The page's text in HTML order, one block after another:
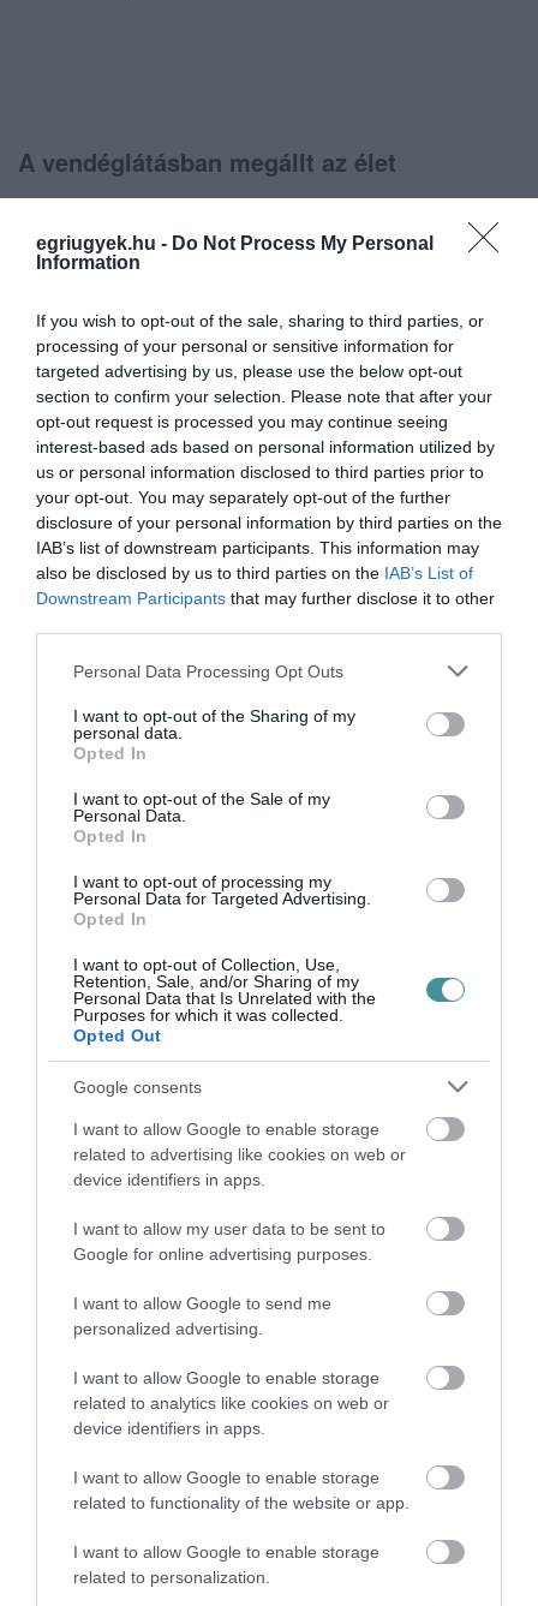
egriugyek.hu - Do Not Process My Personal
Information
If you wish to opt-out of the sale, sharing to third parties, or
processing of your personal or sensitive information for
targeted advertising by us, please use the below opt-out
section to confirm your selection. Please note that after your
opt-out request is processed you may continue seeing
interest-based ads based on personal information utilized by
us or personal information disclosed to third parties prior to
your opt-out. You may separately opt-out of the further
disclosure of your personal information by third parties on the
IAB’s list of downstream participants. This information may
also be disclosed by us to third parties on the IAB’s List of
Downstream Participants that may further disclose it to other
Please note that this website/app uses one or more Google
not limited to your visit or usage behaviour. You may click to
grant or deny consent to Google and its third-party tags to
use your data for below specified purposes in below Google
consent section.
Personal Data Processing Opt Outs
I want to opt-out of the Sharing of my
personal data.
Opted In
I want to opt-out of the Sale of my
Personal Data.
Opted In
I want to opt-out of processing my
Personal Data for Targeted Advertising.
Opted In
I want to opt-out of Collection, Use,
Retention, Sale, and/or Sharing of my
Personal Data that Is Unrelated with the
Purposes for which it was collected.
Opted Out
Google consents
I want to allow Google to enable storage
related to advertising like cookies on web or
device identifiers in apps.
I want to allow my user data to be sent to
Google for online advertising purposes.
I want to allow Google to send me
personalized advertising.
I want to allow Google to enable storage
related to analytics like cookies on web or
device identifiers in apps.
I want to allow Google to enable storage
related to functionality of the website or app.
I want to allow Google to enable storage
related to personalization.
A vendéglátásban megállt az élet
„Március óta egyetlen meghívásom sincs” –
kesereg Danyi Zoltán, akit legtöbbször Kis-
Dobó téren láthatott és hallhatott a közönség a
tavaly nyár folyamán, de rendszeresen
gondoskodott az egri vagy Eger környéki
szállodák vendégeinek színvonalas
szórakoztatásáról. A legtöbbször énekesnője
társaságában fellépő előadóművész jelenleg
otthon tölti mindennapjait, ahol gyerekeinek
próbál segítséget nyújtani az online
tanulásban.
„Rengeteg idő megy el vele, mert ezek a 9-10
éves lányok még nem értenek a
számítógéphez” – vélekedik. Emellett segít
nekik a hegedű- és szolfézstanulásban. A
maradék idejében pedig szintetizátorát
tudja a műsorát, bár azt is jól tudja, hogy lagzis
felkérésekre sem számíthat jó darabig.
„Már azon is gondolkoztam, hogy elmegyek
valahová dolgozni, de 54 éves vagyok és csak
pályán lévő muzsikus, akinek egyetlen vigasza
nem kell megfizetnie.
(Külső képünkön: Danyi Zoltán, Belső
képünkön: The Wallkids)
ORBÁN BEJELENTÉSE: LEZÁRJÁK MAGYARORSZÁG
HATÁRAIT, BETILTJÁK A RENDEZVÉNYEKET, BEZÁR SZINTE
MINDEN
Megáll az élet az országban a koronavírus